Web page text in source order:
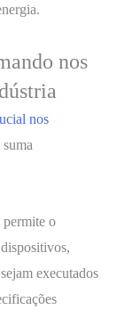
nos
nos
suma
o
executados